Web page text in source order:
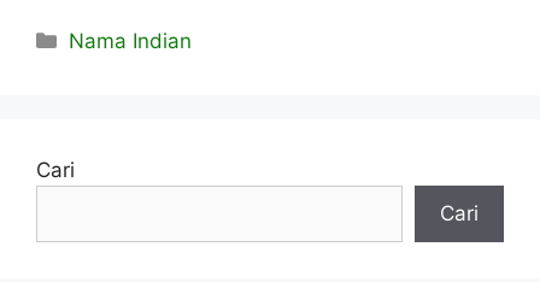
Kategori
Nama Indian
Cari
Cari